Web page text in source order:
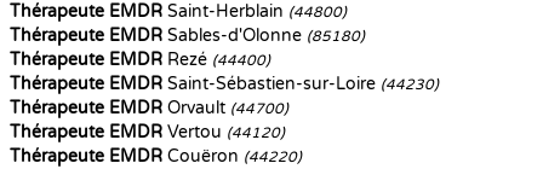
Thérapeute EMDR Saint-Herblain (44800)
Thérapeute EMDR Sables-d'Olonne (85180)
Thérapeute EMDR Rezé (44400)
Thérapeute EMDR Saint-Sébastien-sur-Loire (44230)
Thérapeute EMDR Orvault (44700)
Thérapeute EMDR Vertou (44120)
Thérapeute EMDR Couëron (44220)